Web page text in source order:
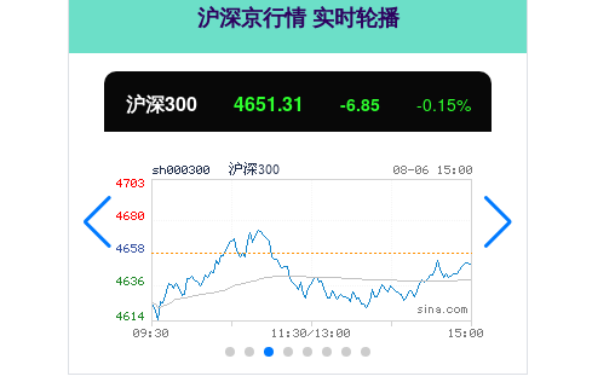
沪深京行情 实时轮播
北证50 1122.88 3.42 0.30%